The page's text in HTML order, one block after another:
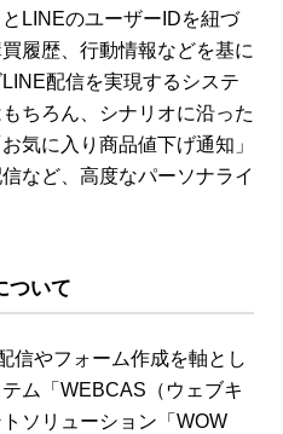
LINEのユーザーIDを紐づ
履歴、行動情報などを基に
配信を実現するシステ
ちろん、シナリオに沿った
気に入り商品値下げ通知」
など、高度なパーソナライ
ついて
信やフォーム作成を軸とし
ム「WEBCAS（ウェブキ
ソリューション「WOW